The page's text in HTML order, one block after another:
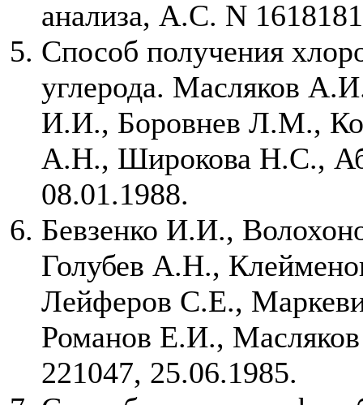
анализа, А.С. N
Способ получения
углерода. Масляков
И.И., Боровнев Л.М.,
А.Н., Широкова Н.С.,
08.01.1988.
Бевзенко И.И.,
Голубев А.Н.,
Лейферов С.Е.,
Романов Е.И.,
221047, 25.06.1985.